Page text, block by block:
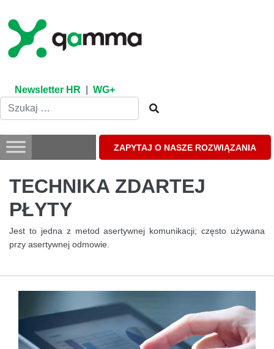
content
Newsletter HR WG+
ZAPYTAJ O NASZE ROZWIĄZANIA
TECHNIKA ZDARTEJ
PŁYTY
Jest to jedna z metod asertywnej komunikacji; często używana
przy asertywnej odmowie.